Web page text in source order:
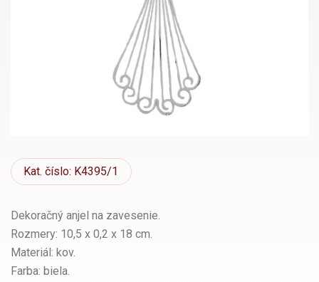
Kat. číslo: K4395/1
Dekoračný anjel na zavesenie.
Rozmery: 10,5 x 0,2 x 18 cm.
Materiál: kov.
Farba: biela.